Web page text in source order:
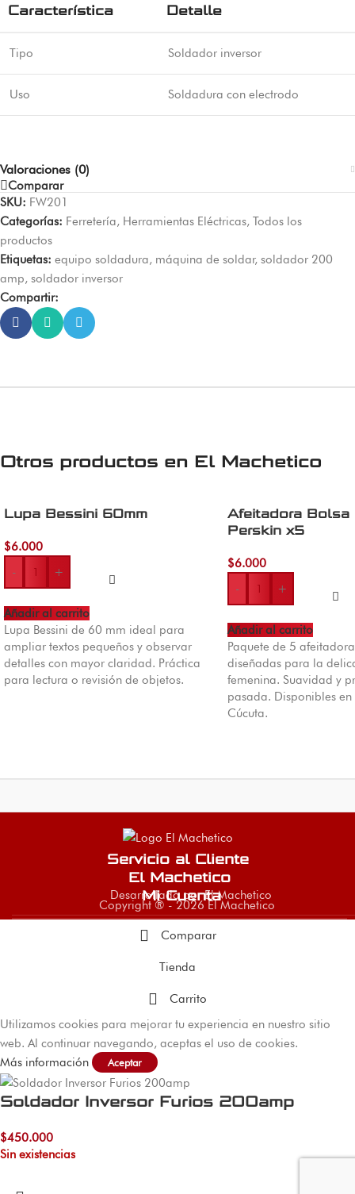
Característica Detalle
Tipo Soldador inversor
Uso Soldadura con electrodo
Valoraciones (0)
Comparar
SKU: FW201
Categorías: Ferretería, Herramientas Eléctricas, Todos los
productos
Etiquetas: equipo soldadura, máquina de soldar, soldador 200
amp, soldador inversor
Compartir:
Otros productos en El Machetico
Lupa Bessini 60mm
$6.000
-
+
Añadir al carrito
Lupa Bessini de 60 mm ideal para
ampliar textos pequeños y observar
detalles con mayor claridad. Práctica
para lectura o revisión de objetos.
Afeitadora Bolsa
Perskin x5
$6.000
-
+
Añadir al carrito
Paquete de 5
diseñadas para la
femenina. Suavidad y
pasada. Disponibles
Cúcuta.
Servicio al Cliente
El Machetico
Mi Cuenta
Desarrollado por El Machetico
Copyright ® - 2026 El Machetico
Comparar
Tienda
Carrito
Utilizamos cookies para mejorar tu experiencia en nuestro sitio
web. Al continuar navegando, aceptas el uso de cookies.
Más información
Aceptar
Soldador Inversor Furios 200amp
$450.000
Sin existencias